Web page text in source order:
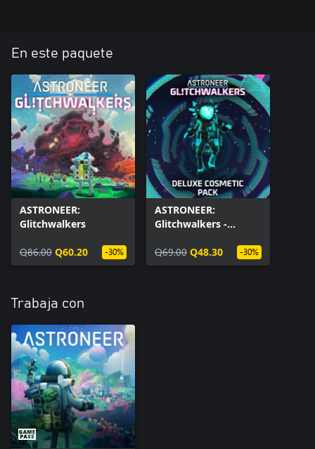
- VIRUS DE LA MODA (PALETA)
- CIPHER VISTA (VISOR)
En este paquete
ASTRONEER:
Glitchwalkers
Q86.00 Q60.20 -30%
ASTRONEER:
Glitchwalkers -
Q69.00 Q48.30 -30%
Trabaja con